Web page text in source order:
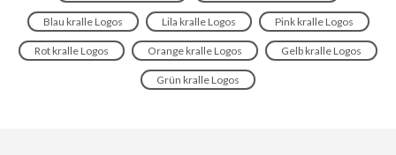
Blau kralle Logos Lila kralle Logos Pink kralle Logos
Rot kralle Logos Orange kralle Logos Gelb kralle Logos
Grün kralle Logos